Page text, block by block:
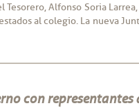
Alfonso Soria
al colegio. La nueva
con representantes